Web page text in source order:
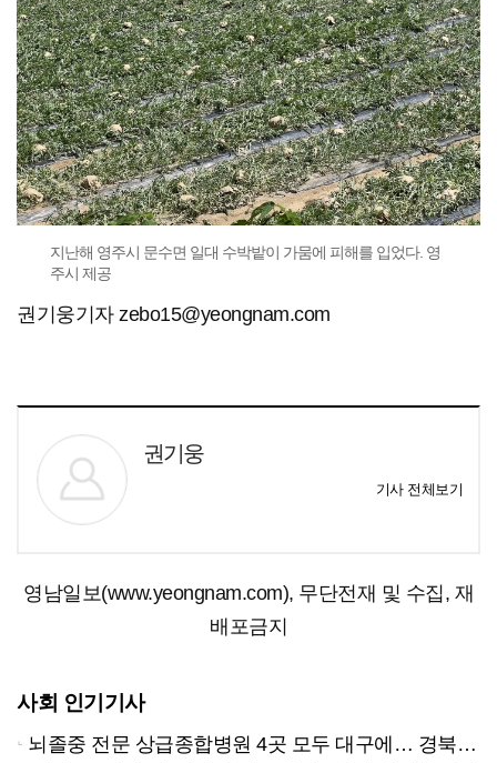
지난해 영주시 문수면 일대 수박밭이 가뭄에 피해를 입었다. 영
주시 제공
권기웅기자 zebo15@yeongnam.com
권기웅
기사 전체보기
영남일보(www.yeongnam.com), 무단전재 및 수집, 재
배포금지
사회 인기기사
뇌졸중 전문 상급종합병원 4곳 모두 대구에… 경북은 골든타임 사각지대